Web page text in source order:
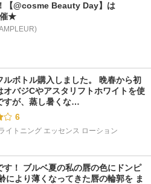
【@cosme Beauty Day】は
催★
ルボトル購入しました。 晩春から初
オバジCやアスタリフトホワイトを使
すが、蒸し暑くな…
6
イトニング エッセンス ローション
す！ ブルベ夏の私の唇の色にドンピ
により薄くなってきた唇の輪郭を ま